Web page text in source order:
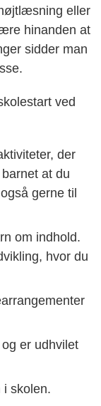
eller
hinanden at
sidder man
ved
der
at du
gerne til
om indhold.
hvor du
er udhvilet
i skolen.